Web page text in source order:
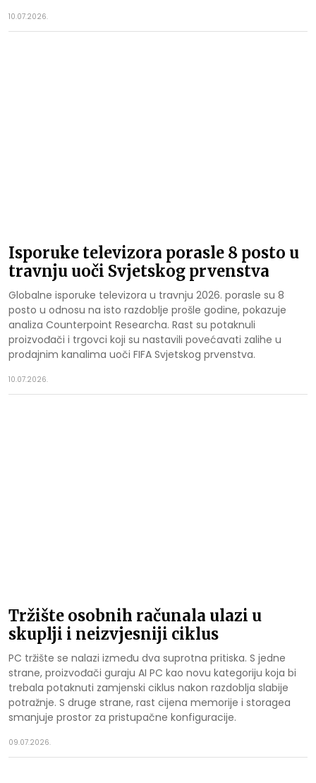
10.07.2026.
Isporuke televizora porasle 8 posto u
travnju uoči Svjetskog prvenstva
Globalne isporuke televizora u travnju 2026. porasle su 8
posto u odnosu na isto razdoblje prošle godine, pokazuje
analiza Counterpoint Researcha. Rast su potaknuli
proizvođači i trgovci koji su nastavili povećavati zalihe u
prodajnim kanalima uoči FIFA Svjetskog prvenstva.
10.07.2026.
Tržište osobnih računala ulazi u
skuplji i neizvjesniji ciklus
PC tržište se nalazi između dva suprotna pritiska. S jedne
strane, proizvođači guraju AI PC kao novu kategoriju koja bi
trebala potaknuti zamjenski ciklus nakon razdoblja slabije
potražnje. S druge strane, rast cijena memorije i storagea
smanjuje prostor za pristupačne konfiguracije.
09.07.2026.